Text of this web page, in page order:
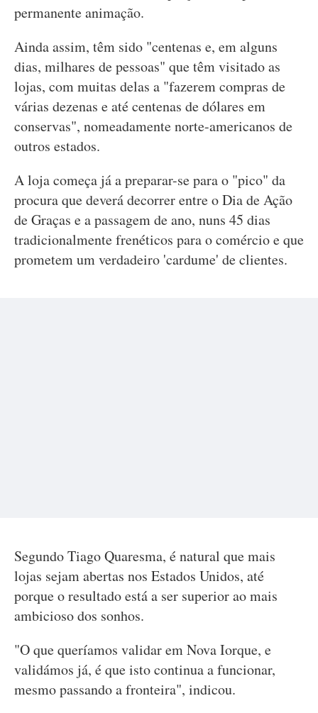
permanente animação.
Ainda assim, têm sido "centenas e, em alguns
dias, milhares de pessoas" que têm visitado as
lojas, com muitas delas a "fazerem compras de
várias dezenas e até centenas de dólares em
conservas", nomeadamente norte-americanos de
outros estados.
A loja começa já a preparar-se para o "pico" da
procura que deverá decorrer entre o Dia de Ação
de Graças e a passagem de ano, nuns 45 dias
tradicionalmente frenéticos para o comércio e que
prometem um verdadeiro 'cardume' de clientes.
Segundo Tiago Quaresma, é natural que mais
lojas sejam abertas nos Estados Unidos, até
porque o resultado está a ser superior ao mais
ambicioso dos sonhos.
"O que queríamos validar em Nova Iorque, e
validámos já, é que isto continua a funcionar,
mesmo passando a fronteira", indicou.